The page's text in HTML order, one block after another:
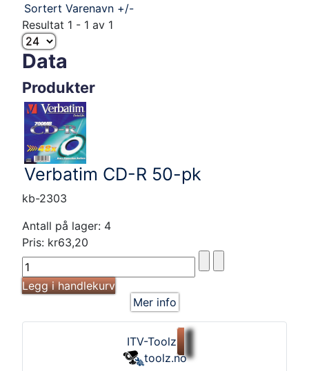
Sortert Varenavn +/-
Resultat 1 - 1 av 1
Data
Produkter
Verbatim CD-R 50-pk
kb-2303
Antall på lager: 4
Pris: kr63,20
Mer info
ITV-Toolz
toolz.no